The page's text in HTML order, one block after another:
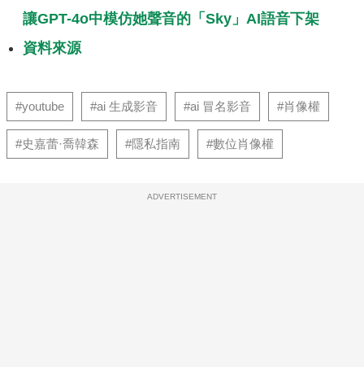
讓GPT-4o中模仿她聲音的「Sky」AI語音下架
資料來源
#youtube #ai 生成影音 #ai 冒名影音 #肖像權
#史嘉蕾·喬韓森 #隱私指南 #數位肖像權
ADVERTISEMENT